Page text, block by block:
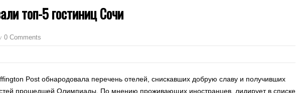
топ-5 гостиниц Сочи
0 Comments
Post обнародовала перечень отелей, снискавших добрую славу и получивших
прошедшей Олимпиады. По мнению проживающих иностранцев, лидирует в списке